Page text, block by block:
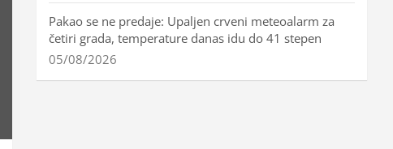
Pakao se ne predaje: Upaljen crveni meteoalarm za
četiri grada, temperature danas idu do 41 stepen
05/08/2026